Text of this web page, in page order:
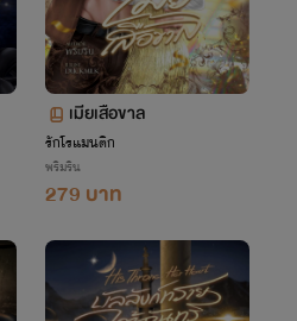
เมียเสือขาล
รักโรแมนติก
พริมริน
279 บาท